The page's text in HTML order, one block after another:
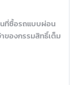
ที่ซื้อรถแบบผ่อน
ของกรรมสิทธิ์เต็ม